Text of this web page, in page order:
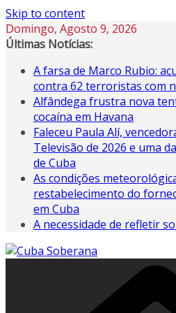
Skip to content
Domingo, Agosto 9, 2026
Últimas Notícias:
A farsa de Marco Rubio:
contra 62 terroristas com
Alfândega frustra nova
cocaína em Havana
Faleceu Paula Alí,
Televisão de 2026 e uma
de Cuba
As condições
restabelecimento do
em Cuba
A necessidade de refletir